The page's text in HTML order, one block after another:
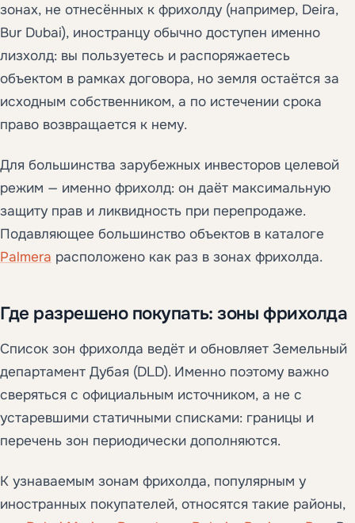
зонах, не отнесённых к фрихолду (например, Deira,
Bur Dubai), иностранцу обычно доступен именно
лизхолд: вы пользуетесь и распоряжаетесь
объектом в рамках договора, но земля остаётся за
исходным собственником, а по истечении срока
право возвращается к нему.
Для большинства зарубежных инвесторов целевой
режим — именно фрихолд: он даёт максимальную
защиту прав и ликвидность при перепродаже.
Подавляющее большинство объектов в каталоге
Palmera расположено как раз в зонах фрихолда.
Где разрешено покупать: зоны фрихолда
Список зон фрихолда ведёт и обновляет Земельный
департамент Дубая (DLD). Именно поэтому важно
сверяться с официальным источником, а не с
устаревшими статичными списками: границы и
перечень зон периодически дополняются.
К узнаваемым зонам фрихолда, популярным у
иностранных покупателей, относятся такие районы,